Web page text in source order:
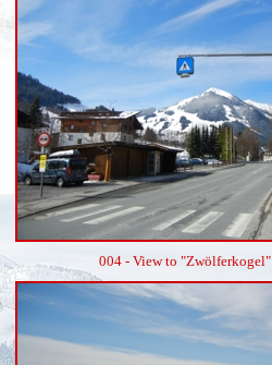
004 - View to "Zwölferkogel"